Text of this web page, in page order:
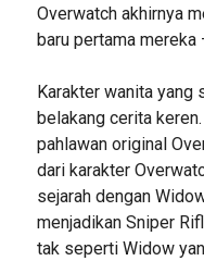
Overwatch akhirnya
baru pertama mereka
Karakter wanita yang
belakang cerita
pahlawan original
dari karakter
sejarah dengan
menjadikan Sniper
tak seperti Widow